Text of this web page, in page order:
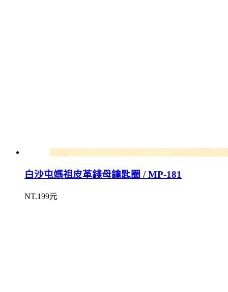
白沙屯媽祖皮革錢母鑰匙圈 / MP-181
NT.199元